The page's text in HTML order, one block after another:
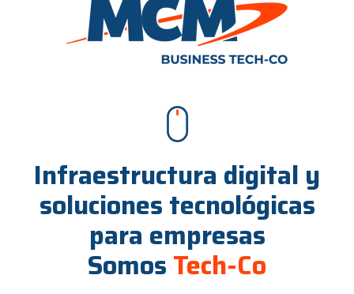
Infraestructura digital y
soluciones tecnológicas
para empresas
SomosTech-Co